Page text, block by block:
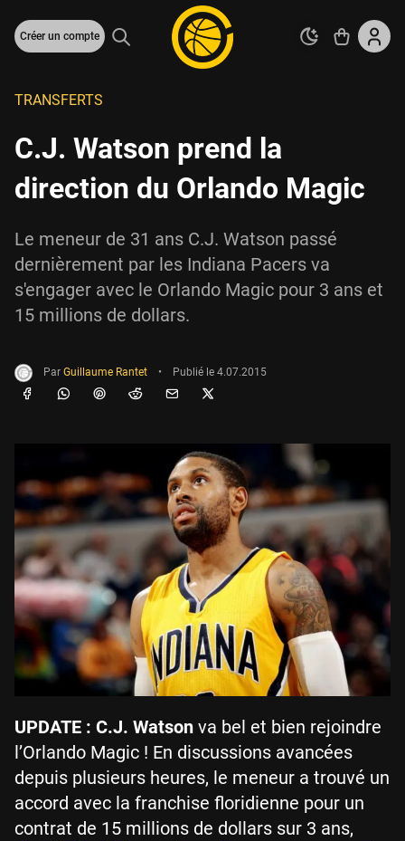
Créer un compte
TRANSFERTS
C.J. Watson prend la
direction du Orlando Magic
Le meneur de 31 ans C.J. Watson passé
dernièrement par les Indiana Pacers va
s'engager avec le Orlando Magic pour 3 ans et
15 millions de dollars.
Par Guillaume Rantet • Publié le 4.07.2015
UPDATE : C.J. Watson va bel et bien rejoindre
l’Orlando Magic ! En discussions avancées
depuis plusieurs heures, le meneur a trouvé un
accord avec la franchise floridienne pour un
contrat de 15 millions de dollars sur 3 ans,